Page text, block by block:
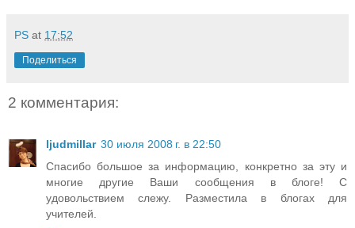
PS at 17:52
Поделиться
2 комментария:
ljudmillar 30 июля 2008 г. в 22:50
Спасибо большое за информацию, конкретно за эту и
многие другие Ваши сообщения в блоге! С
удовольствием слежу. Разместила в блогах для
учителей.